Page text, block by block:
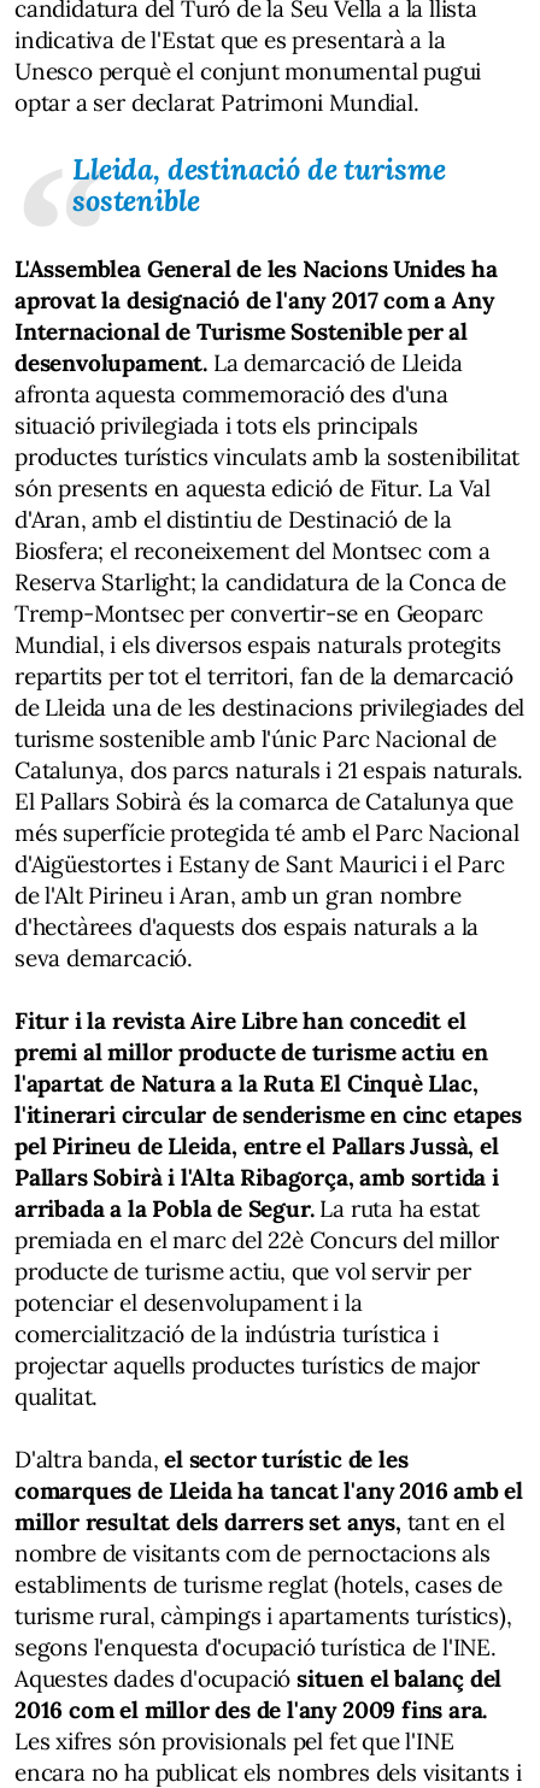
candidatura del Turó de la Seu Vella a la llista
indicativa de l'Estat que es presentarà a la
Unesco perquè el conjunt monumental pugui
optar a ser declarat Patrimoni Mundial.
Lleida, destinació de turisme
sostenible
L'Assemblea General de les Nacions Unides ha
aprovat la designació de l'any 2017 com a Any
Internacional de Turisme Sostenible per al
desenvolupament. La demarcació de Lleida
afronta aquesta commemoració des d'una
situació privilegiada i tots els principals
productes turístics vinculats amb la sostenibilitat
són presents en aquesta edició de Fitur. La Val
d'Aran, amb el distintiu de Destinació de la
Biosfera; el reconeixement del Montsec com a
Reserva Starlight; la candidatura de la Conca de
Tremp-Montsec per convertir-se en Geoparc
Mundial, i els diversos espais naturals protegits
repartits per tot el territori, fan de la demarcació
de Lleida una de les destinacions privilegiades del
turisme sostenible amb l'únic Parc Nacional de
Catalunya, dos parcs naturals i 21 espais naturals.
El Pallars Sobirà és la comarca de Catalunya que
més superfície protegida té amb el Parc Nacional
d'Aigüestortes i Estany de Sant Maurici i el Parc
de l'Alt Pirineu i Aran, amb un gran nombre
d'hectàrees d'aquests dos espais naturals a la
seva demarcació.
Fitur i la revista Aire Libre han concedit el
premi al millor producte de turisme actiu en
l'apartat de Natura a la Ruta El Cinquè Llac,
l'itinerari circular de senderisme en cinc etapes
pel Pirineu de Lleida, entre el Pallars Jussà, el
Pallars Sobirà i l'Alta Ribagorça, amb sortida i
arribada a la Pobla de Segur.La ruta ha estat
premiada en el marc del 22è Concurs del millor
producte de turisme actiu, que vol servir per
potenciar el desenvolupament i la
comercialització de la indústria turística i
projectar aquells productes turístics de major
qualitat.
D'altra banda,el sector turístic de les
comarques de Lleida ha tancat l'any 2016 amb el
millor resultat dels darrers set anys, tant en el
nombre de visitants com de pernoctacions als
establiments de turisme reglat (hotels, cases de
turisme rural, càmpings i apartaments turístics),
segons l'enquesta d'ocupació turística de l'INE.
Aquestes dades d'ocupació situen el balanç del
2016 com el millor des de l'any 2009 fins ara.
Les xifres són provisionals pel fet que l'INE
encara no ha publicat els nombres dels visitants i